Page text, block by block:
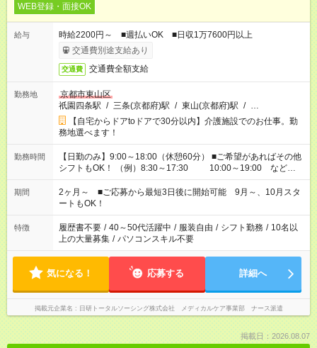
WEB登録・面接OK
給与
時給2200円～ ■週払いOK ■日収1万7600円以上
交通費別途支給あり
交通費 交通費全額支給
勤務地
京都市東山区
祇園四条駅 / 三条(京都府)駅 / 東山(京都府)駅 / …
【自宅からドアtoドアで30分以内】介護施設でのお仕事。勤
務地選べます！
勤務時間
【日勤のみ】9:00～18:00（休憩60分） ■ご希望があればその他
シフトもOK！ （例）8:30～17:30 10:00～19:00 など
「家族とお休みを合わせたい」 「できれば残業はしたくない」
など、あなたのご希望に沿ったお仕事をご紹介します！ ※Wワ
ーク希望の方へ 今ご覧のお仕事で希望する勤務時間と、もう1つ
のお仕事の勤務時間。 合計で週40時間を超える場合は応募でき
ません
期間
2ヶ月～ ■ご応募から最短3日後に開始可能 9月～、10月スタ
ートもOK！
特徴 履歴書不要 / 40～50代活躍中 / 服装自由 / シフト勤務 / 10名以
上の大量募集 / パソコンスキル不要
気になる！ 応募する 詳細へ
掲載元企業名 日研トータルソーシング株式会社 メディカルケア事業部 ナース派遣
掲載日：2026.08.07